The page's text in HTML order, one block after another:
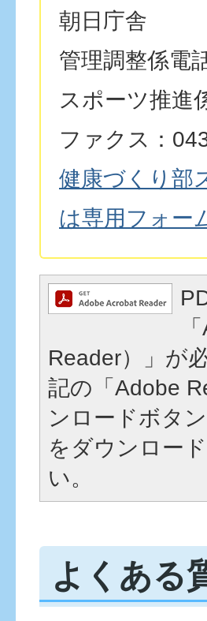
朝日庁舎
管理調整係電
スポーツ推進
ファクス：
健康づくり部
は専用フォー
Reader）」が
記の「Adobe
ンロードボタ
をダウンロー
い。
よくある